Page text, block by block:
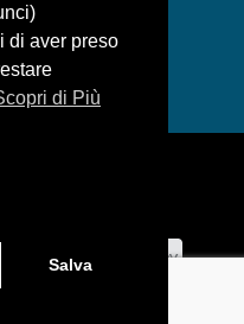
di aver preso
di Più
Salva
ITALA